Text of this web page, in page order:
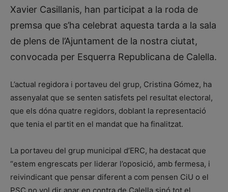
Xavier Casillanis, han participat a la roda de
premsa que s’ha celebrat aquesta tarda a la sala
de plens de l’Ajuntament de la nostra ciutat,
convocada per Esquerra Republicana de Calella.
L’actual regidora i portaveu del grup, Cristina Gómez, ha
assenyalat que se senten satisfets pel resultat electoral,
que els dóna quatre regidors, doblant la representació
que tenia el partit en el mandat que ha finalitzat.
La portaveu del grup municipal d’ERC, ha destacat que
“estem engrescats per liderar l’oposició, amb fermesa, i
reivindicant que pensar diferent a com pensen CiU o el